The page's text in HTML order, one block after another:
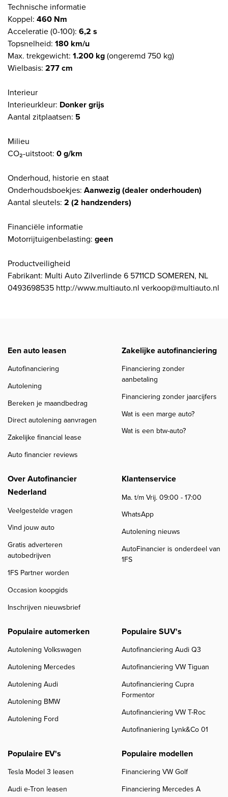
Technische informatie
Koppel: 460 Nm
Acceleratie (0-100): 6,2 s
Topsnelheid: 180 km/u
Max. trekgewicht: 1.200 kg(ongeremd 750 kg)
Wielbasis: 277 cm
Interieur
Interieurkleur: Donker grijs
Aantal zitplaatsen: 5
Milieu
CO₂-uitstoot: 0 g/km
Onderhoud, historie en staat
Onderhoudsboekjes: Aanwezig (dealer onderhouden)
Aantal sleutels: 2 (2 handzenders)
Financiële informatie
Motorrijtuigenbelasting: geen
Productveiligheid
Fabrikant: Multi Auto Zilverlinde 6 5711CD SOMEREN, NL
0493698535 http://www.multiauto.nl verkoop@multiauto.nl
Een auto leasen
Autofinanciering
Autolening
Bereken je maandbedrag
Direct autolening aanvragen
Zakelijke financial lease
Auto financier reviews
Zakelijke autofinanciering
Financiering zonder
aanbetaling
Financiering zonder jaarcijfers
Wat is een marge auto?
Wat is een btw-auto?
Over Autofinancier
Nederland
Veelgestelde vragen
Vind jouw auto
Gratis adverteren
autobedrijven
1FS Partner worden
Occasion koopgids
Inschrijven nieuwsbrief
Klantenservice
Ma. t/m Vrij. 09:00 - 17:00
WhatsApp
Autolening nieuws
AutoFinancier is onderdeel van
1FS
Populaire automerken
Autolening Volkswagen
Autolening Mercedes
Autolening Audi
Autolening BMW
Autolening Ford
Populaire SUV's
Autofinanciering Audi Q3
Autofinanciering VW Tiguan
Autofinanciering Cupra
Formentor
Autofinanciering VW T-Roc
Autofinaniering Lynk&Co 01
Populaire EV's
Tesla Model 3 leasen
Audi e-Tron leasen
Populaire modellen
Financiering VW Golf
Financiering Mercedes A